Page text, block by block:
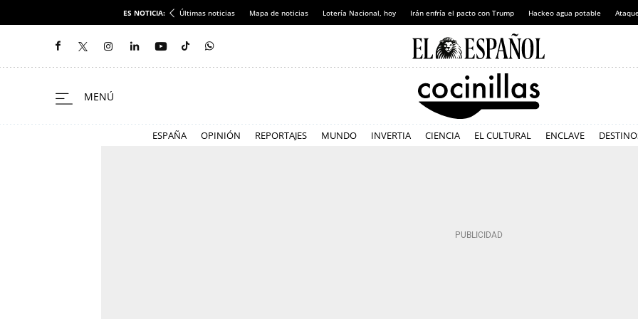
ES NOTICIA: Últimas noticias Mapa de noticias Lotería Nacional, hoy Irán enfría el pacto con Trump Hackeo agua potable
ESPAÑA OPINIÓN REPORTAJES MUNDO INVERTIA CIENCIA EL CULTURAL ENCLAVE